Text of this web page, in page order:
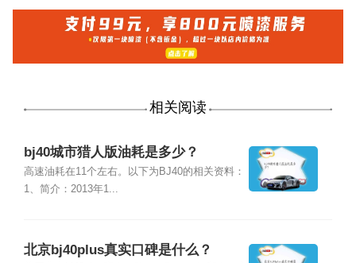
相关阅读
bj40城市猎人版油耗是多少？
高速油耗在11个左右。以下为BJ40的相关资料：
1、简介：2013年1...
北京bj40plus真实口碑是什么？